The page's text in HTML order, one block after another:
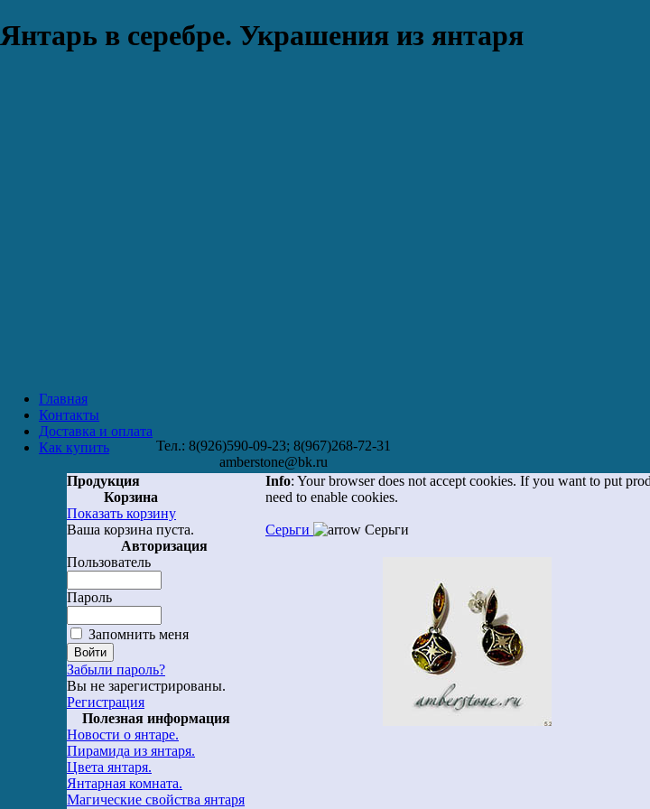
Янтарь в серебре. Украшения из янтаря
Главная
Контакты
Доставка и оплата
Как купить
Тел.: 8(926)590-09-23; 8(967)268-72-31
amberstone@bk.ru
Продукция
Корзина
Показать корзину
Ваша корзина пуста.
Авторизация
Пользователь
Пароль
Запомнить меня
Забыли пароль?
Вы не зарегистрированы.
Регистрация
Полезная информация
Новости о янтаре.
Пирамида из янтаря.
Цвета янтаря.
Янтарная комната.
Магические свойства янтаря
Info: Your browser does not accept cookies. If you want to put
need to enable cookies.
Серьги Серьги